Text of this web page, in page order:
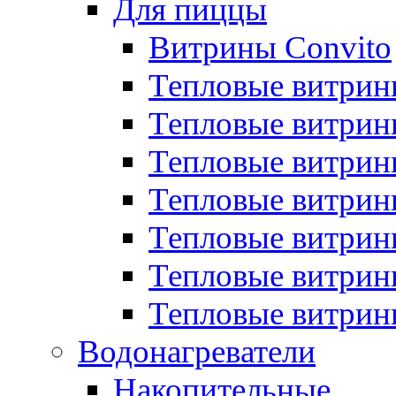
Для пиццы
Витрины Convito
Тепловые
Тепловые
Тепловые
Тепловые
Тепловые
Тепловые
Тепловые
Водонагреватели